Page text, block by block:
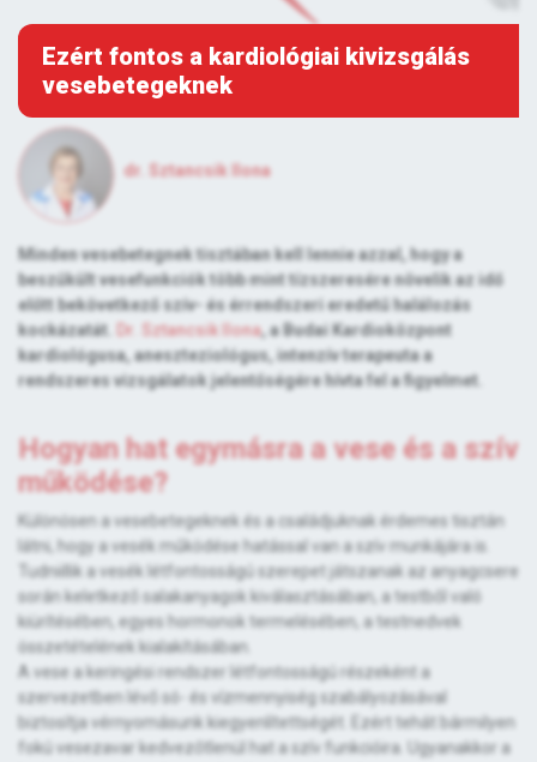
Ezért fontos a kardiológiai kivizsgálás
vesebetegeknek
dr. Sztancsik Ilona
Minden vesebetegnek tisztában kell lennie azzal, hogy a
beszűkült vesefunkciók több mint tízszeresére növelik az idő
előtt bekövetkező szív- és érrendszeri eredetű halálozás
kockázatát.
Dr. Sztancsik Ilona, a Budai Kardioközpont
kardiológusa, aneszteziológus, intenzív terapeuta a
rendszeres vizsgálatok jelentőségére hívta fel a figyelmet.
Hogyan hat egymásra a vese és a szív
működése?
Különösen a vesebetegeknek és a családjuknak érdemes tisztán
látni, hogy a vesék működése hatással van a szív munkájára is.
Tudniillik a vesék létfontosságú szerepet játszanak az anyagcsere
során keletkező salakanyagok kiválasztásában, a testből való
kiürítésében, egyes hormonok termelésében, a testnedvek
összetételének kialakításában.
A vese a keringési rendszer létfontosságú részeként a
szervezetben lévő só- és vízmennyiség szabályozásával
biztosítja vérnyomásunk kiegyenlítettségét. Ezért tehát bármilyen
fokú vesezavar kedvezőtlenül hat a szív funkcióira. Ugyanakkor a